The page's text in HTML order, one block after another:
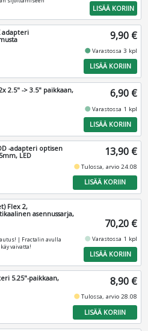
LISÄÄ KORIIN
adapteri
9,90 €
fiber_manual_recordVarastossa 3 kpl
LISÄÄ KORIIN
2.5" -> 3.5" paikkaan,
6,90 €
fiber_manual_recordVarastossa 1 kpl
LISÄÄ KORIIN
-adapteri optisen
LED
13,90 €
fiber_manual_recordTulossa, arvio 24.08
LISÄÄ KORIIN
Flex 2,
asennussarja,
| Fractalin avulla
vaivatta!
70,20 €
fiber_manual_record Varastossa 1 kpl
LISÄÄ KORIIN
5.25"-paikkaan,
8,90 €
fiber_manual_recordTulossa, arvio 28.08
LISÄÄ KORIIN